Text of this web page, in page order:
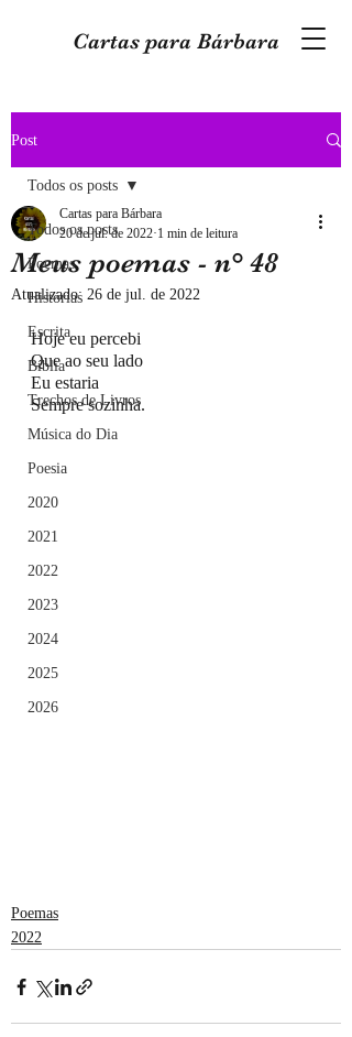
Cartas para Bárbara
Post
Todos os posts
Poemas
Histórias
Escrita
Bíblia
Trechos de Livros
Música do Dia
Poesia
2020
2021
2022
2023
2024
2025
2026
Todos os posts
Meus poemas - n° 48
Cartas para Bárbara
20 de jul. de 2022 1 min de leitura
Atualizado: 26 de jul. de 2022
Hoje eu percebi
Que ao seu lado
Eu estaria
Sempre sozinha.
Poemas
2022